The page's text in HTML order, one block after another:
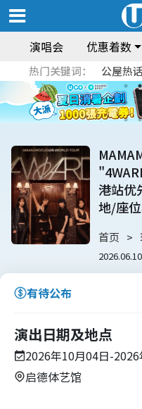
演唱会 优惠着数
热门关键词： 公屋热话
港站优
地/座
首页
2026.06.10
有待公布
演出日期及地点
2026年10月04日-
启德体艺馆